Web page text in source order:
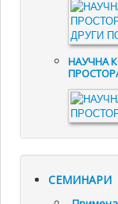
НАУЧНА
СЕМИНАРИ